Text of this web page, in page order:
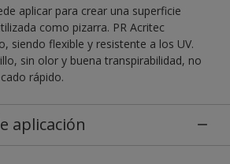
aplicar para crear una superficie
como pizarra. PR Acritec
siendo flexible y resistente a los UV.
sin olor y buena transpirabilidad, no
rápido.
aplicación